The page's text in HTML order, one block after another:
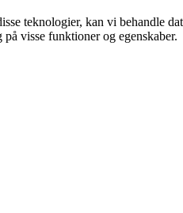
teknologier, kan vi behandle
visse funktioner og egenskaber.